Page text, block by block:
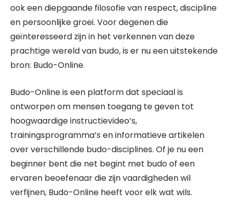
ook een diepgaande filosofie van respect, discipline
en persoonlijke groei. Voor degenen die
geïnteresseerd zijn in het verkennen van deze
prachtige wereld van budo, is er nu een uitstekende
bron: Budo-Online.
Budo-Online is een platform dat speciaal is
ontworpen om mensen toegang te geven tot
hoogwaardige instructievideo’s,
trainingsprogramma’s en informatieve artikelen
over verschillende budo-disciplines. Of je nu een
beginner bent die net begint met budo of een
ervaren beoefenaar die zijn vaardigheden wil
verfijnen, Budo-Online heeft voor elk wat wils.